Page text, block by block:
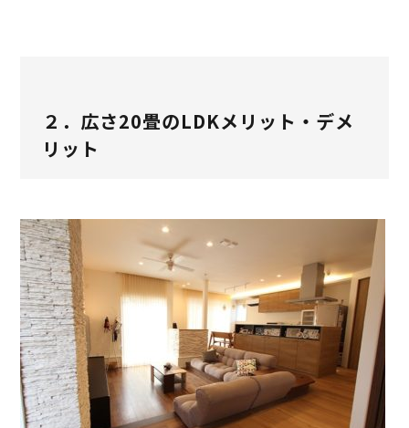
２．広さ20畳のLDKメリット・デメ
リット